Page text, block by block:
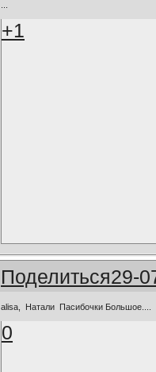
+1
Поделиться29-
alisa, Натали Пасибочки Большое....
0